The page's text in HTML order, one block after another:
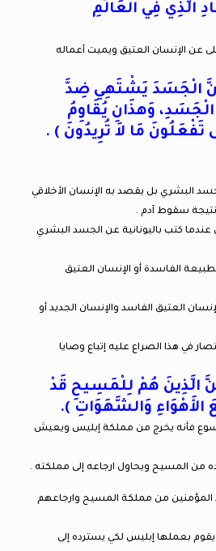
الَّذِي فِي الْعَالَمِ
عن الإنسان العتيق ويميت أعماله
5 : 17 )(أَنَّ الْجَسَدَ يَشْتَهِي ضِدَّ
الْجَسَدِ، وَهذَانِ يُقَاوِمُ
تَفْعَلُونَ مَا لاَ تُرِيدُونَ ) .
البشري بل يقصد به الإنسان الأخلاقي
نتيجة سقوط آدم .
كتب باليونانية عن الجسد البشري
الفاسدة أو الإنسان العتيق
العتيق الفاسد والإنسان الجديد أو
في هذا الصراع عليه إتباع وصايا
٢٤:٥ (وَلكِنَّ الَّذِينَ هُمْ لِلْمَسِيحِ قَدْ
وَالشَّهَوَاتِ ).
فأنه يخرج من مملكة إبليس ويعيش
من المسيح ويحاول ارجاعه إلى مملكته .
المؤمنين من مملكة المسيح وارجاعهم
بعملها إبليس لكي يسترده إلى